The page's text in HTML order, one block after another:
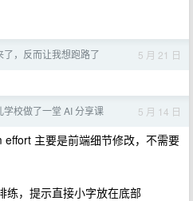
了，反而让我想跑路了 5 月 21 日
学校做了一堂 AI 分享课 5 月 14 日
主要是前端细节修改，不需要
练，提示直接小字放在底部